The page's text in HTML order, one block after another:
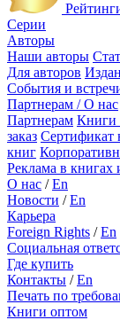
Серии
Авторы
Наши авторы
Для авторов
События и
Партнерам / О нас
Партнерам Книги
заказ Сертификат
книг
Реклама в книгах
О нас /En
Новости /En
Карьера
Foreign Rights /En
Социальная
Где купить
Контакты /En
Печать по
Книги оптом